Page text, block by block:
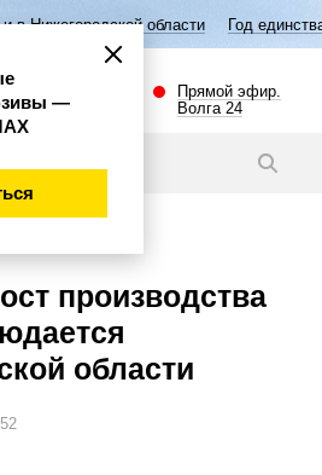
области Год единства народов
Прямой эфир.
Волга 24
производства
области
—